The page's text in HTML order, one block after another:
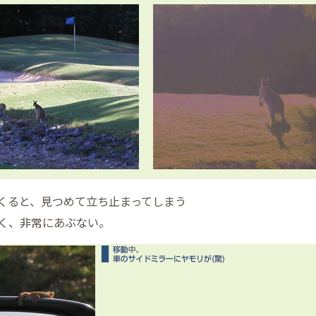
ると、見つめて立ち止まってしまう
、非常にあぶない。